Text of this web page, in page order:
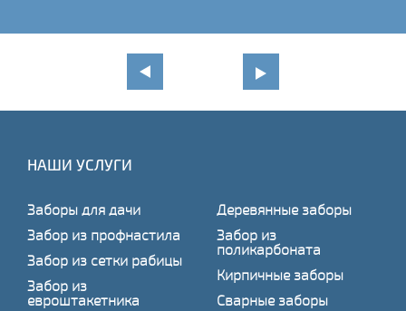
НАШИ УСЛУГИ
Заборы для дачи
Забор из профнастила
Забор из сетки рабицы
Забор из
евроштакетника
Деревянные заборы
Забор из
поликарбоната
Кирпичные заборы
Сварные заборы